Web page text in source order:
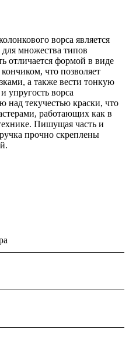
ворса является
множества типов
отличается формой в виде
что позволяет
а также вести тонкую
упругость ворса
над текучестью краски, что
работающих как в
Пишущая часть и
прочно скреплены